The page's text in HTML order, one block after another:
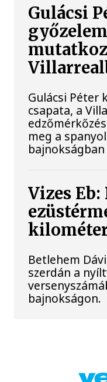
Gulácsi
Gulácsi Péter
csapata, a
meg a
Vizes
Betlehem
szerdán a
bajnokságon.